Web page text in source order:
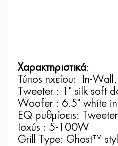
Χαρακτηριστικά:
Τύπος ηχείου: In-
Τweeter : 1" silk soft
Woofer : 6.5" white
EQ ρυθμίσεις:
Iσχύς : 5-100W
Grill Type: Ghost™